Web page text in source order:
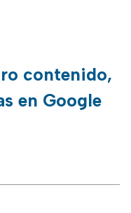
contenido,
en Google